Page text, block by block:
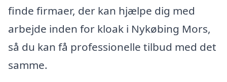
finde firmaer, der kan hjælpe dig med
arbejde inden for kloak i Nykøbing Mors,
så du kan få professionelle tilbud med det
samme.